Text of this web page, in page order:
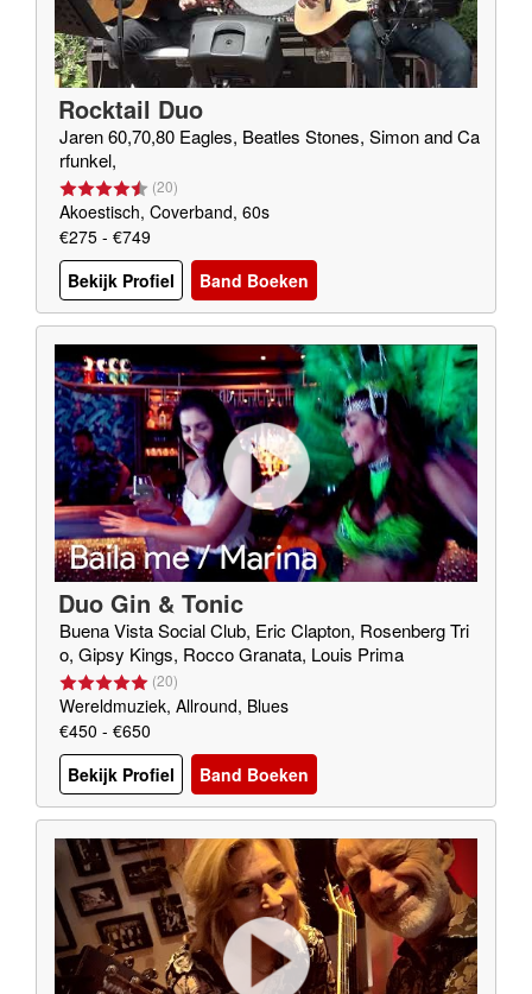
Rocktail Duo
Jaren 60,70,80 Eagles, Beatles Stones, Simon and Ca
rfunkel,
(20)
Akoestisch, Coverband, 60s
€275 - €749
Bekijk Profiel
Band Boeken
Duo Gin & Tonic
Buena Vista Social Club, Eric Clapton, Rosenberg Tri
o, Gipsy Kings, Rocco Granata, Louis Prima
(20)
Wereldmuziek, Allround, Blues
€450 - €650
Bekijk Profiel
Band Boeken